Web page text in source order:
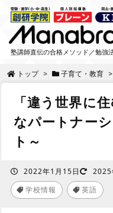
塾講師直伝の合格メソッド／勉強
トップ > 子育て・教育 >
「違う世界に
なパートナー
ト～
2022年1月15日
2025
学校情報
英語